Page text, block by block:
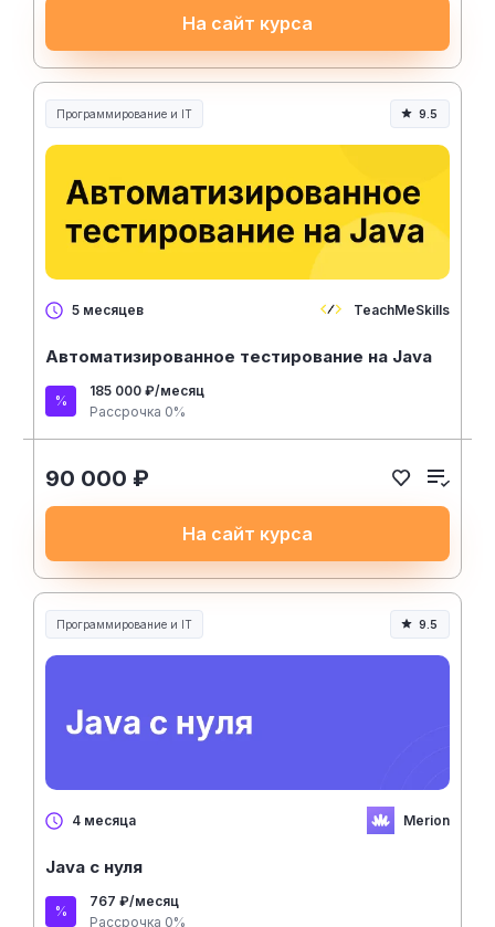
На сайт курса
Программирование и IT 9.5
5 месяцев TeachMeSkills
Автоматизированное тестирование на Java
185 000 ₽/месяц
Рассрочка 0%
90 000 ₽
На сайт курса
Программирование и IT 9.5
4 месяца Merion
Java с нуля
767 ₽/месяц
Рассрочка 0%